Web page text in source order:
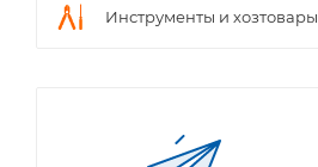
Инструменты и хозтовары